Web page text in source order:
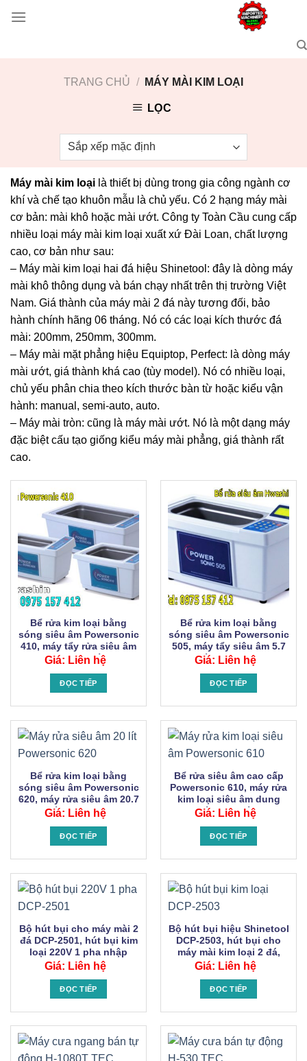
TRANG CHỦ / MÁY MÀI KIM LOẠI
LỌC
Máy mài kim loại là thiết bị dùng trong gia công ngành cơ
khí và chế tạo khuôn mẫu là chủ yếu. Có 2 hạng máy mài
cơ bản: mài khô hoặc mài ướt. Công ty Toàn Cầu cung cấp
nhiều loại máy mài kim loại xuất xứ Đài Loan, chất lượng
cao, cơ bản như sau:
– Máy mài kim loại hai đá hiệu Shinetool: đây là dòng máy
mài khô thông dụng và bán chạy nhất trên thị trường Việt
Nam. Giá thành của máy mài 2 đá này tương đối, bảo
hành chính hãng 06 tháng. Nó có các loại kích thước đá
mài: 200mm, 250mm, 300mm.
– Máy mài mặt phẳng hiệu Equiptop, Perfect: là dòng máy
mài ướt, giá thành khá cao (tùy model). Nó có nhiều loại,
chủ yếu phân chia theo kích thước bàn từ hoặc kiểu vận
hành: manual, semi-auto, auto.
– Máy mài tròn: cũng là máy mài ướt. Nó là một dạng máy
đặc biệt cấu tạo giống kiểu máy mài phẳng, giá thành rất
cao.
Bể rửa kim loại bằng
sóng siêu âm Powersonic
410, máy tẩy rửa siêu âm
Hwashin dung tích 10.7
Giá: Liên hệ
ĐỌC TIẾP
Bể rửa kim loại bằng
sóng siêu âm Powersonic
505, máy tẩy siêu âm 5.7
lít Hwashin.
Giá: Liên hệ
ĐỌC TIẾP
Bể rửa kim loại bằng
sóng siêu âm Powersonic
620, máy rửa siêu âm 20.7
lít Hwashin.
Giá: Liên hệ
ĐỌC TIẾP
Bể rửa siêu âm cao cấp
Powersonic 610, máy rửa
kim loại siêu âm dung
tích 10.7 lít.
Giá: Liên hệ
ĐỌC TIẾP
Bộ hút bụi cho máy mài 2
đá DCP-2501, hút bụi kim
loại 220V 1 pha nhập
khẩu Taiwan
Giá: Liên hệ
ĐỌC TIẾP
Bộ hút bụi hiệu Shinetool
DCP-2503, hút bụi cho
máy mài kim loại 2 đá,
máy nhám vòng, đánh rỉ.
Giá: Liên hệ
ĐỌC TIẾP